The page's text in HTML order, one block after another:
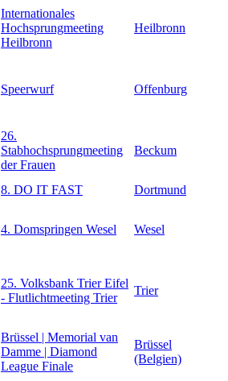
Internationales
Hochsprungmeeting
Heilbronn
Heilbronn
Speerwurf Offenburg
26.
Stabhochsprungmeeting
der Frauen
Beckum
8. DO IT FAST Dortmund
4. Domspringen Wesel Wesel
25. Volksbank Trier Eifel
- Flutlichtmeeting Trier
Trier
Brüssel | Memorial van
Damme | Diamond
League Finale
Brüssel
(Belgien)